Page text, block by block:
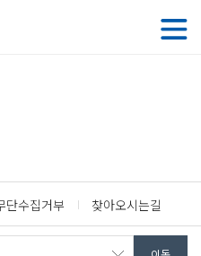
단수집거부 찾아오시는길